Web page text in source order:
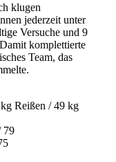
klugen
jederzeit unter
Versuche und 9
komplettierte
Team, das
Reißen / 49 kg
79